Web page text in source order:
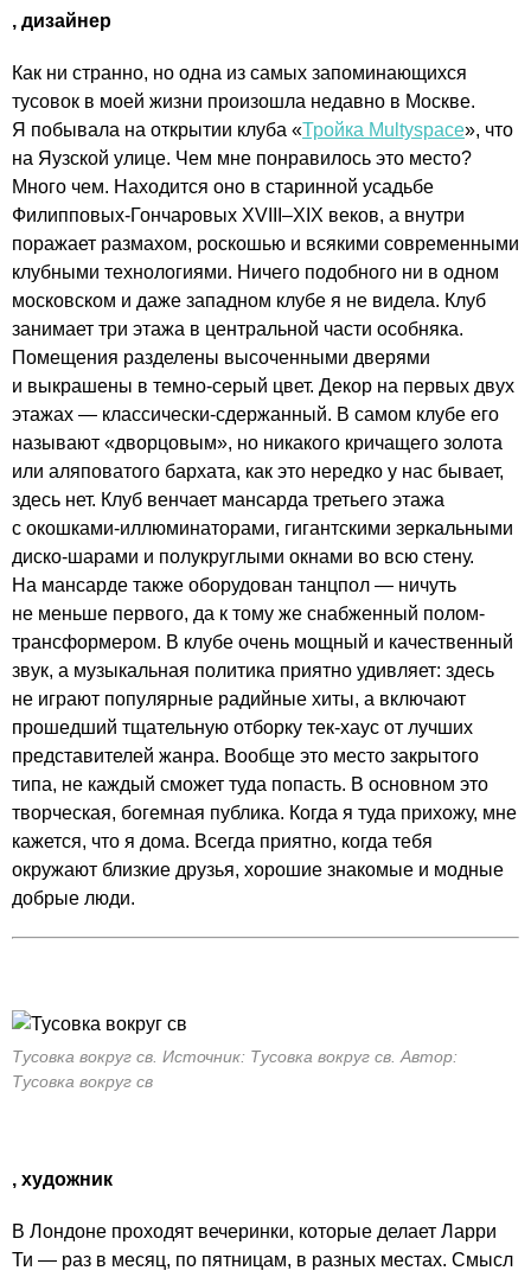
, дизайнер
Как ни странно, но одна из самых запоминающихся
тусовок в моей жизни произошла недавно в Москве.
Я побывала на открытии клуба «Тройка Multyspace», что
на Яузской улице. Чем мне понравилось это место?
Много чем. Находится оно в старинной усадьбе
Филипповых-Гончаровых XVIII–XIX веков, а внутри
поражает размахом, роскошью и всякими современными
клубными технологиями. Ничего подобного ни в одном
московском и даже западном клубе я не видела. Клуб
занимает три этажа в центральной части особняка.
Помещения разделены высоченными дверями
и выкрашены в темно-серый цвет. Декор на первых двух
этажах — классически-сдержанный. В самом клубе его
называют «дворцовым», но никакого кричащего золота
или аляповатого бархата, как это нередко у нас бывает,
здесь нет. Клуб венчает мансарда третьего этажа
с окошками-иллюминаторами, гигантскими зеркальными
диско-шарами и полукруглыми окнами во всю стену.
На мансарде также оборудован танцпол — ничуть
не меньше первого, да к тому же снабженный полом-
трансформером. В клубе очень мощный и качественный
звук, а музыкальная политика приятно удивляет: здесь
не играют популярные радийные хиты, а включают
прошедший тщательную отборку тек-хаус от лучших
представителей жанра. Вообще это место закрытого
типа, не каждый сможет туда попасть. В основном это
творческая, богемная публика. Когда я туда прихожу, мне
кажется, что я дома. Всегда приятно, когда тебя
окружают близкие друзья, хорошие знакомые и модные
добрые люди.
Тусовка вокруг св. Источник: Тусовка вокруг св. Автор:
Тусовка вокруг св
, художник
В Лондоне проходят вечеринки, которые делает Ларри
Ти — раз в месяц, по пятницам, в разных местах. Смысл